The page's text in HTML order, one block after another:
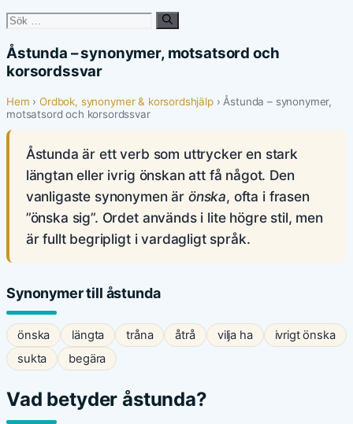
Sök
Åstunda – synonymer, motsatsord och
korsordssvar
Hem ›Ordbok, synonymer & korsordshjälp› Åstunda – synonymer,
motsatsord och korsordssvar
Åstunda är ett verb som uttrycker en stark
längtan eller ivrig önskan att få något. Den
vanligaste synonymen är önska, ofta i frasen
”önska sig”. Ordet används i lite högre stil, men
är fullt begripligt i vardagligt språk.
Synonymer till åstunda
önska längta tråna åtrå vilja ha
ivrigt önska
sukta
begära
Vad betyder åstunda?